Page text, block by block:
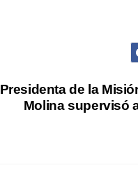
Presidenta de la
Molina supervisó